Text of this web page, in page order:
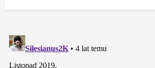
w
p
i